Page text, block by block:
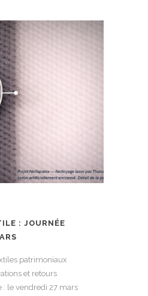
: JOURNÉE
patrimoniaux
et retours
: le vendredi 27 mars